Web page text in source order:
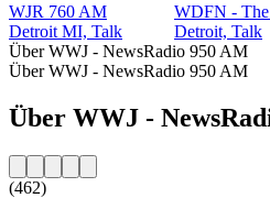
WJR 760 AM
Detroit MI, Talk
WDFN -
Detroit, Talk
Über WWJ - NewsRadio 950 AM
Über WWJ - NewsRadio 950 AM
Über WWJ -
(462)